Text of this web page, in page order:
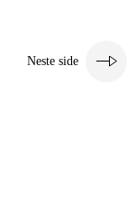
Neste side